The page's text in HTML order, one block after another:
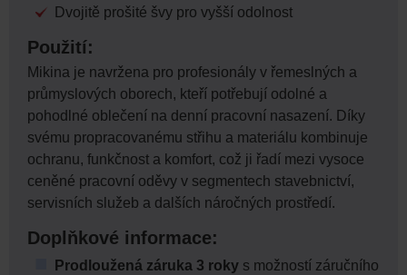
Dvojitě prošité švy pro vyšší odolnost
Použití:
Mikina je navržena pro profesionály v řemeslných a
průmyslových oborech, kteří potřebují odolné a
pohodlné oblečení na denní pracovní nasazení. Díky
svému propracovanému střihu a materiálu kombinuje
ochranu, funkčnost a komfort, což ji řadí mezi vysoce
ceněné pracovní oděvy v segmentech stavebnictví,
servisních služeb a dalších náročných prostředí.
Doplňkové informace:
Prodloužená záruka 3 roky s možností záručního